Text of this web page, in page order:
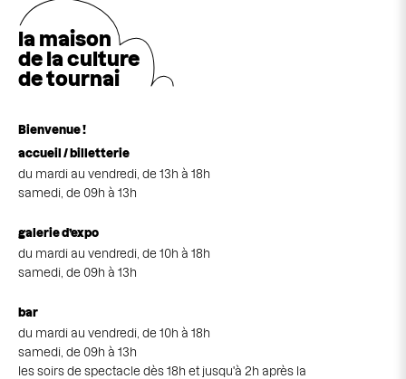
la maison
de la culture
de tournai
Bienvenue !
accueil / billetterie
du mardi au vendredi, de 13h à 18h
samedi, de 09h à 13h
galerie d’expo
du mardi au vendredi, de 10h à 18h
samedi, de 09h à 13h
bar
du mardi au vendredi, de 10h à 18h
samedi, de 09h à 13h
les soirs de spectacle dès 18h et jusqu'à 2h après la